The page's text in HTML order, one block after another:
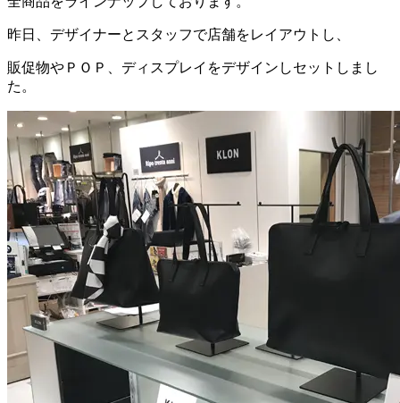
昨日、デザイナーとスタッフで店舗をレイアウトし、
販促物やＰＯＰ、ディスプレイをデザインしセットしまし
た。